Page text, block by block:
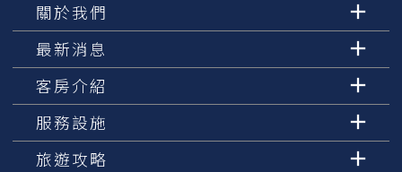
關於我們
最新消息
客房介紹
服務設施
旅遊攻略